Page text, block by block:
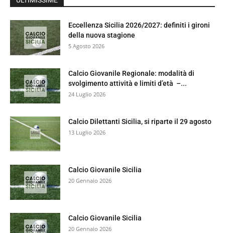
Eccellenza Sicilia 2026/2027: definiti i gironi
della nuova stagione
5 Agosto 2026
Calcio Giovanile Regionale: modalità di
svolgimento attività e limiti d’età –...
24 Luglio 2026
Calcio Dilettanti Sicilia, si riparte il 29 agosto
13 Luglio 2026
Calcio Giovanile Sicilia
20 Gennaio 2026
Calcio Giovanile Sicilia
20 Gennaio 2026